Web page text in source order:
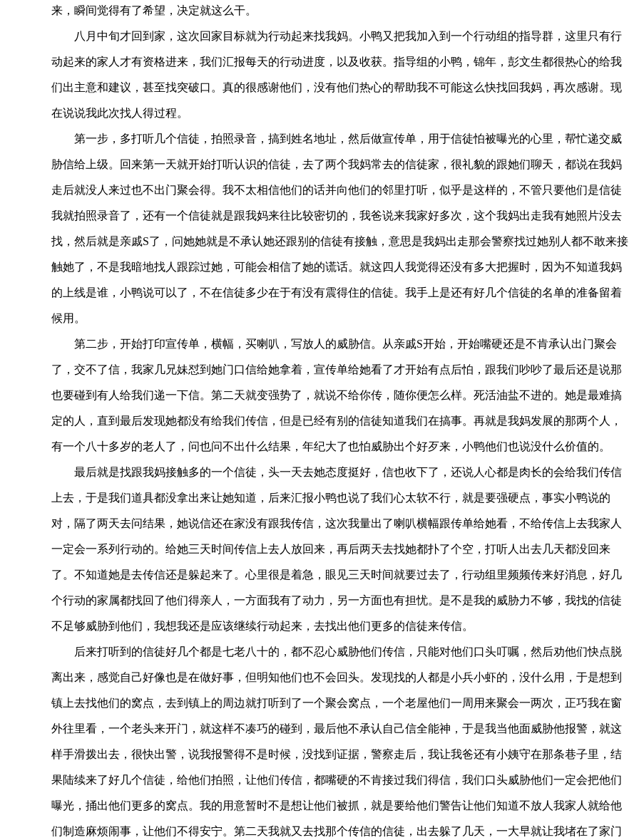
来，瞬间觉得有了希望，决定就这么干。
八月中旬才回到家，这次回家目标就为行动起来找我妈。小鸭又把我加入到一个行动组的指导群，这里只有行
动起来的家人才有资格进来，我们汇报每天的行动进度，以及收获。指导组的小鸭，锦年，彭文生都很热心的给我
们出主意和建议，甚至找突破口。真的很感谢他们，没有他们热心的帮助我不可能这么快找回我妈，再次感谢。现
在说说我此次找人得过程。
第一步，多打听几个信徒，拍照录音，搞到姓名地址，然后做宣传单，用于信徒怕被曝光的心里，帮忙递交威
胁信给上级。回来第一天就开始打听认识的信徒，去了两个我妈常去的信徒家，很礼貌的跟她们聊天，都说在我妈
走后就没人来过也不出门聚会得。我不太相信他们的话并向他们的邻里打听，似乎是这样的，不管只要他们是信徒
我就拍照录音了，还有一个信徒就是跟我妈来往比较密切的，我爸说来我家好多次，这个我妈出走我有她照片没去
找，然后就是亲戚S了，问她她就是不承认她还跟别的信徒有接触，意思是我妈出走那会警察找过她别人都不敢来接
触她了，不是我暗地找人跟踪过她，可能会相信了她的谎话。就这四人我觉得还没有多大把握时，因为不知道我妈
的上线是谁，小鸭说可以了，不在信徒多少在于有没有震得住的信徒。我手上是还有好几个信徒的名单的准备留着
候用。
第二步，开始打印宣传单，横幅，买喇叭，写放人的威胁信。从亲戚S开始，开始嘴硬还是不肯承认出门聚会
了，交不了信，我家几兄妹怼到她门口信给她拿着，宣传单给她看了才开始有点后怕，跟我们吵吵了最后还是说那
也要碰到有人给我们递一下信。第二天就变强势了，就说不给你传，随你便怎么样。死活油盐不进的。她是最难搞
定的人，直到最后发现她都没有给我们传信，但是已经有别的信徒知道我们在搞事。再就是我妈发展的那两个人，
有一个八十多岁的老人了，问也问不出什么结果，年纪大了也怕威胁出个好歹来，小鸭他们也说没什么价值的。
最后就是找跟我妈接触多的一个信徒，头一天去她态度挺好，信也收下了，还说人心都是肉长的会给我们传信
上去，于是我们道具都没拿出来让她知道，后来汇报小鸭也说了我们心太软不行，就是要强硬点，事实小鸭说的
对，隔了两天去问结果，她说信还在家没有跟我传信，这次我量出了喇叭横幅跟传单给她看，不给传信上去我家人
一定会一系列行动的。给她三天时间传信上去人放回来，再后两天去找她都扑了个空，打听人出去几天都没回来
了。不知道她是去传信还是躲起来了。心里很是着急，眼见三天时间就要过去了，行动组里频频传来好消息，好几
个行动的家属都找回了他们得亲人，一方面我有了动力，另一方面也有担忧。是不是我的威胁力不够，我找的信徒
不足够威胁到他们，我想我还是应该继续行动起来，去找出他们更多的信徒来传信。
后来打听到的信徒好几个都是七老八十的，都不忍心威胁他们传信，只能对他们口头叮嘱，然后劝他们快点脱
离出来，感觉自己好像也是在做好事，但明知他们也不会回头。发现找的人都是小兵小虾的，没什么用，于是想到
镇上去找他们的窝点，去到镇上的周边就打听到了一个聚会窝点，一个老屋他们一周用来聚会一两次，正巧我在窗
外往里看，一个老头来开门，就这样不凑巧的碰到，最后他不承认自己信全能神，于是我当他面威胁他报警，就这
样手滑拨出去，很快出警，说我报警得不是时候，没找到证据，警察走后，我让我爸还有小姨守在那条巷子里，结
果陆续来了好几个信徒，给他们拍照，让他们传信，都嘴硬的不肯接过我们得信，我们口头威胁他们一定会把他们
曝光，捅出他们更多的窝点。我的用意暂时不是想让他们被抓，就是要给他们警告让他们知道不放人我家人就给他
们制造麻烦闹事，让他们不得安宁。第二天我就又去找那个传信的信徒，出去躲了几天，一大早就让我堵在了家门